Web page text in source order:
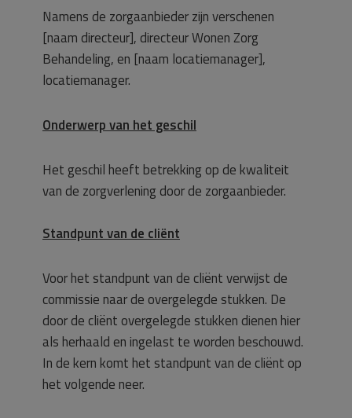
Namens de zorgaanbieder zijn verschenen
[naam directeur], directeur Wonen Zorg
Behandeling, en [naam locatiemanager],
locatiemanager.
Onderwerp van het geschil
Het geschil heeft betrekking op de kwaliteit
van de zorgverlening door de zorgaanbieder.
Standpunt van de cliënt
Voor het standpunt van de cliënt verwijst de
commissie naar de overgelegde stukken. De
door de cliënt overgelegde stukken dienen hier
als herhaald en ingelast te worden beschouwd.
In de kern komt het standpunt van de cliënt op
het volgende neer.